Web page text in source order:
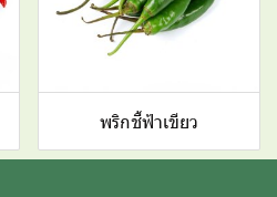
พริกชี้ฟ้าเขียว